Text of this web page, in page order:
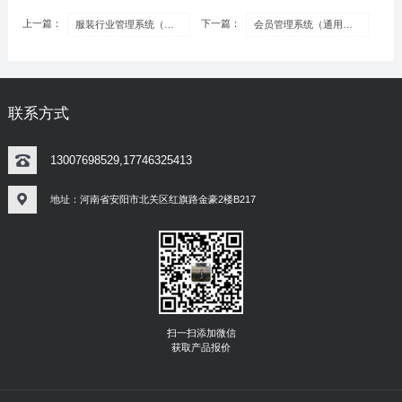
上一篇： 服装行业管理系统（豪华版） 下一篇： 会员管理系统（通用版）
联系方式
13007698529,17746325413
地址：河南省安阳市北关区红旗路金豪2楼B217
扫一扫添加微信
获取产品报价